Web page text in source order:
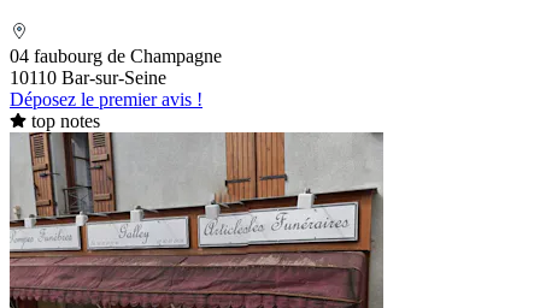
04 faubourg de Champagne
10110 Bar-sur-Seine
Déposez le premier avis !
top notes